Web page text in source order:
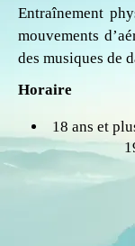
Entraînement
mouvements
des musiques de
Horaire
18 ans et